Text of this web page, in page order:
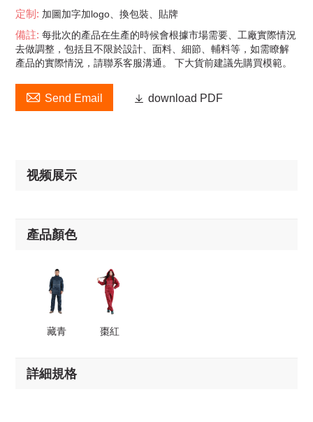
定制: 加圖加字加logo、換包裝、貼牌
備註:每批次的產品在生產的時候會根據市場需要、工廠實際情況
去做調整，包括且不限於設計、面料、細節、輔料等，如需瞭解
產品的實際情況，請聯系客服溝通。 下大貨前建議先購買模範。
 Send Email  download PDF
视频展示
產品顏色
藏青 棗紅
詳細規格